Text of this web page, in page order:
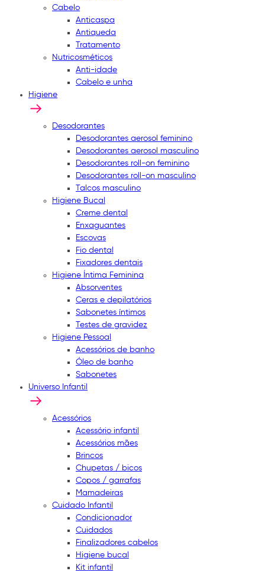
Cabelo
Anticaspa
Antiqueda
Tratamento
Nutricosméticos
Anti-idade
Cabelo e unha
Higiene
Desodorantes
Desodorantes aerosol feminino
Desodorantes aerosol masculino
Desodorantes roll-on feminino
Desodorantes roll-on masculino
Talcos masculino
Higiene Bucal
Creme dental
Enxaguantes
Escovas
Fio dental
Fixadores dentais
Higiene Íntima Feminina
Absorventes
Ceras e depilatórios
Sabonetes íntimos
Testes de gravidez
Higiene Pessoal
Acessórios de banho
Óleo de banho
Sabonetes
Universo Infantil
Acessórios
Acessório infantil
Acessórios mães
Brincos
Chupetas / bicos
Copos / garrafas
Mamadeiras
Cuidado Infantil
Condicionador
Cuidados
Finalizadores cabelos
Higiene bucal
Kit infantil